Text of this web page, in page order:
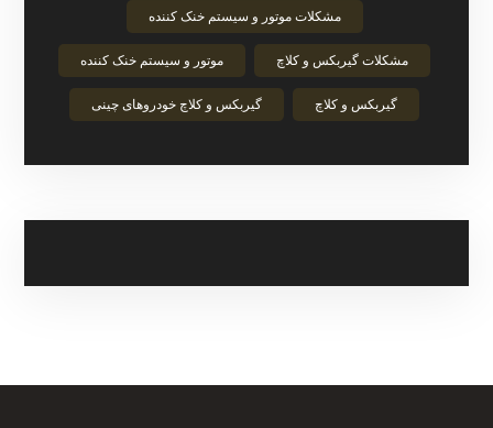
مشکلات موتور و سیستم خنک‌ کننده
مشکلات گیربکس و کلاچ موتور و سیستم خنک‌ کننده
گیربکس و کلاچ گیربکس و کلاچ خودروهای چینی